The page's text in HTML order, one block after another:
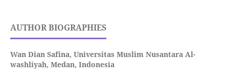
AUTHOR BIOGRAPHIES
Wan Dian Safina, Universitas Muslim Nusantara Al-
washliyah, Medan, Indonesia